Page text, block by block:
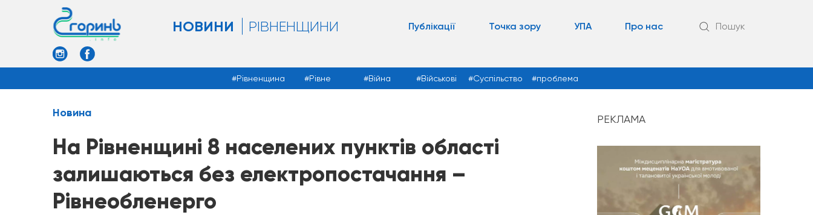
НОВИНИ РІВНЕНЩИНИ Публікації Точка зору УПА Про нас Пошук
Рівненщина Рівне Війна Військові Суспільство проблема
Новина
На Рівненщині 8 населених пунктів області
залишаються без електропостачання –
Рівнеобленерго
РЕКЛАМА